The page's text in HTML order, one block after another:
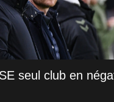
seul club en